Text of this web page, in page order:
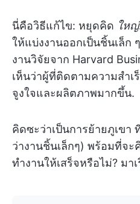
นี่คือวิธีแก้ไข: หยุดคิด ใหญ่
ให้แบ่งงานออกเป็นชิ้นเล็ก
งานวิจัยจาก Harvard
เห็นว่าผู้ที่ติดตามความสำเ
จูงใจและผลิตภาพมากขึ้น.
คิดซะว่าเป็นการย้ายภูเขา
ว่างานชิ้นเล็กๆ) พร้อมที่จ
ทำงานให้เสร็จหรือไม่? มาเ